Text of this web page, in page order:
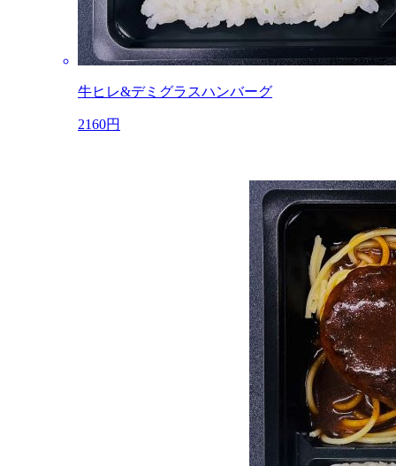
牛ヒレ&デミグラスハンバーグ
2160円